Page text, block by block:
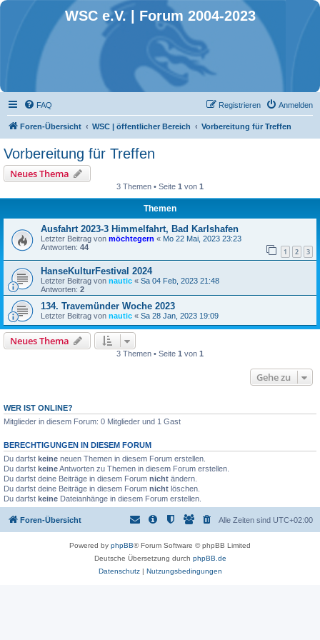
WSC e.V. | Forum 2004-2023
FAQ Anmelden
Registrieren
Foren-Übersicht WSC | öffentlicher Bereich Vorbereitung für Treffen
Vorbereitung für Treffen
Neues Thema
3 Themen • Seite 1 von 1
Themen
Ausfahrt 2023-3 Himmelfahrt, Bad Karlshafen
Letzter Beitrag von möchtegern « Mo 22 Mai, 2023 23:23
Antworten: 44 1 2 3
HanseKulturFestival 2024
Letzter Beitrag von nautic « Sa 04 Feb, 2023 21:48
Antworten: 2
134. Travemünder Woche 2023
Letzter Beitrag von nautic « Sa 28 Jan, 2023 19:09
Neues Thema
3 Themen • Seite 1 von 1
Gehe zu
WER IST ONLINE?
Mitglieder in diesem Forum: 0 Mitglieder und 1 Gast
BERECHTIGUNGEN IN DIESEM FORUM
Du darfst keine neuen Themen in diesem Forum erstellen.
Du darfst keineAntworten zu Themen in diesem Forum erstellen.
Du darfst deine Beiträge in diesem Forum nicht ändern.
Du darfst deine Beiträge in diesem Forum nicht löschen.
Du darfst keine Dateianhänge in diesem Forum erstellen.
Foren-Übersicht Alle Zeiten sind UTC+02:00
Powered by phpBB® Forum Software © phpBB Limited
Deutsche Übersetzung durch phpBB.de
Datenschutz| Nutzungsbedingungen